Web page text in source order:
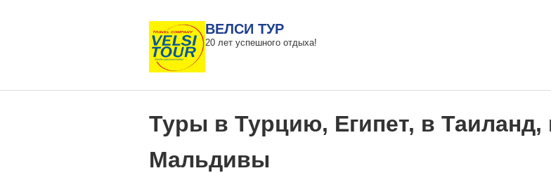
ВЕЛСИ ТУР
20 лет успешного отдыха!
Туры в Турцию, Египет, в Таиланд,
Мальдивы